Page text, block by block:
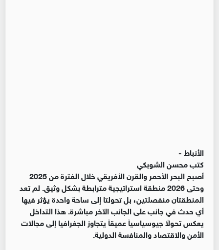
الأنباط -
كتب محسن الشوبكي
أصبح البحر الأحمر والقرن الأفريقي خلال الفترة من 2025
وحتى 2026 منطقة استراتيجية مترابطة بشكل وثيق. لم تعد
المنطقتان منفصلتين، بل تحولتا إلى ساحة واحدة يؤثر فيها
أي حدث في جانب على الجانب الآخر مباشرة. هذا التداخل
يعكس تحولاً جيوسياسياً عميقاً يتجاوز الجغرافيا إلى مجالات
الأمن والاقتصاد والمنافسة الدولية.